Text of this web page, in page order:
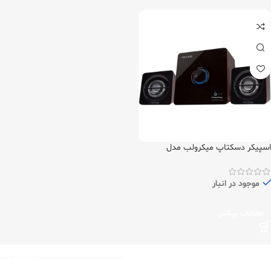
اسپیکر دسکتاپ میکرولب مدل
موجود در انبار